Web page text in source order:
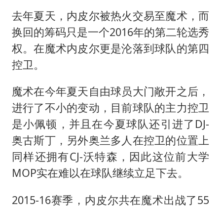
去年夏天，内皮尔被热火交易至魔术，而
换回的筹码只是一个2016年的第二轮选秀
权。在魔术内皮尔更是沦落到球队的第四
控卫。
魔术在今年夏天自由球员大门敞开之后，
进行了不小的变动，目前球队的主力控卫
是小佩顿，并且在今夏球队还引进了DJ-
奥古斯丁，另外奥兰多人在控卫的位置上
同样还拥有CJ-沃特森，因此这位前大学
MOP实在难以在球队继续立足下去。
2015-16赛季，内皮尔共在魔术出战了55